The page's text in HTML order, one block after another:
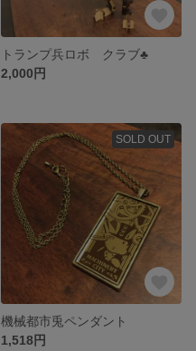
トランプ兵ロボ クラブ♣
2,000円
SOLD OUT
機械都市兎ペンダント
1,518円